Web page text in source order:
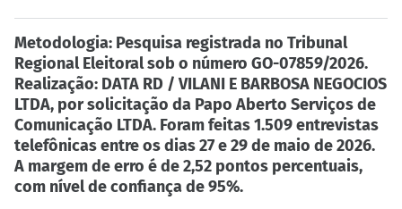
Metodologia: Pesquisa registrada no Tribunal
Regional Eleitoral sob o número GO-07859/2026.
Realização: DATA RD / VILANI E BARBOSA NEGOCIOS
LTDA, por solicitação da Papo Aberto Serviços de
Comunicação LTDA. Foram feitas 1.509 entrevistas
telefônicas entre os dias 27 e 29 de maio de 2026.
A margem de erro é de 2,52 pontos percentuais,
com nível de confiança de 95%.